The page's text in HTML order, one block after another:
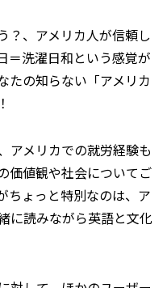
？、アメリカ人が信頼し
＝洗濯日和という感覚が
たの知らない「アメリカ
アメリカでの就労経験も
価値観や社会についてご
ちょっと特別なのは、ア
に読みながら英語と文化